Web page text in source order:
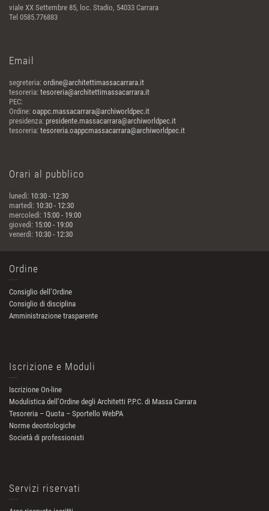
viale XX Settembre 85, loc. Stadio, 54033 Carrara
Tel 0585.776883
Email
segreteria: ordine@architettimassacarrara.it
tesoreria: tesoreria@architettimassacarrara.it
PEC:
Ordine: oappc.massacarrara@archiworldpec.it
presidenza: presidente.massacarrara@archiworldpec.it
tesoreria: tesoreria.oappcmassacarrara@archiworldpec.it
Orari al pubblico
lunedì: 10:30 - 12:30
martedì: 10:30 - 12:30
mercoledì: 15:00 - 19:00
giovedì: 15:00 - 19:00
venerdì: 10:30 - 12:30
Ordine
Consiglio dell’Ordine
Consiglio di disciplina
Amministrazione trasparente
Iscrizione e Moduli
Iscrizione On-line
Modulistica dell’Ordine degli Architetti P.P.C. di Massa Carrara
Tesoreria – Quota – Sportello WebPA
Norme deontologiche
Società di professionisti
Servizi riservati